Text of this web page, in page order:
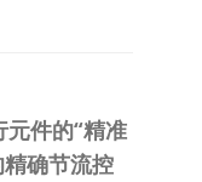
元件的“精准
确节流控